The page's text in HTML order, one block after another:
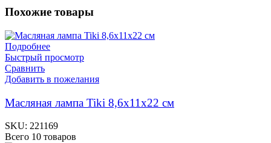
Похожие товары
Подробнее
Быстрый просмотр
Сравнить
Добавить в пожелания
Масляная лампа Tiki 8,6x11x22 см
SKU: 221169
Всего 10 товаров